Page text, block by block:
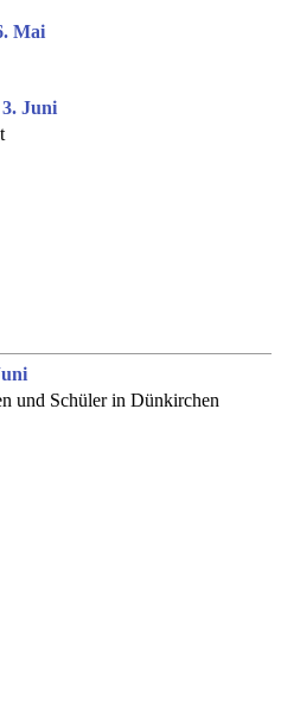
Mai
Juni
und Schüler in Dünkirchen